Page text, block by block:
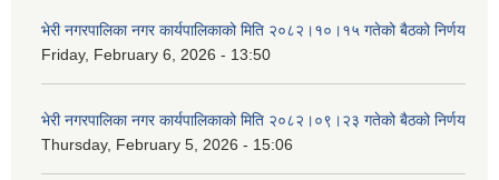
भेरी नगरपालिका नगर कार्यपालिकाको मिति २०८२।१०।१५ गतेको बैठको निर्णय
Friday, February 6, 2026 - 13:50
भेरी नगरपालिका नगर कार्यपालिकाको मिति २०८२।०९।२३ गतेको बैठको निर्णय
Thursday, February 5, 2026 - 15:06